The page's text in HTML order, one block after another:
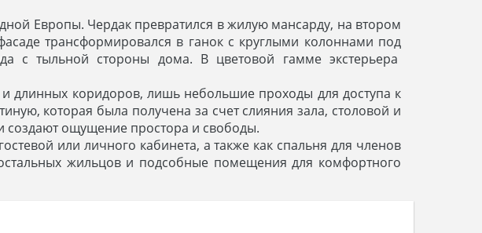
Европы. Чердак превратился в жилую мансарду, на втором
трансформировался в ганок с круглыми колоннами под
с тыльной стороны дома. В цветовой гамме экстерьера
длинных коридоров, лишь небольшие проходы для доступа к
которая была получена за счет слияния зала, столовой и
создают ощущение простора и свободы.
или личного кабинета, а также как спальня для членов
жильцов и подсобные помещения для комфортного